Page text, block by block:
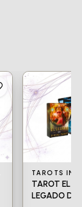
TAROT EL
LEGADO